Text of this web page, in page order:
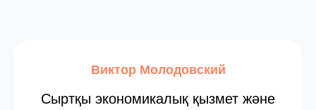
Виктор Молодовский
Сыртқы экономикалық қызмет және